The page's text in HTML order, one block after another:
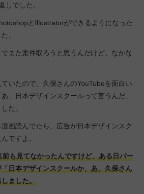
しでした。
とIllustratorができるようになった
。
また案件取ろうと思うんだけど、なかな
いたので、久保さんのYouTubeを面白い
、日本デザインスクールって言うんだ」
た。
画読んでたら、広告が日本デザインスク
ですよ。
も見てなかったんですけど、ある日パー
日本デザインスクールか、あ、久保さん
ました。